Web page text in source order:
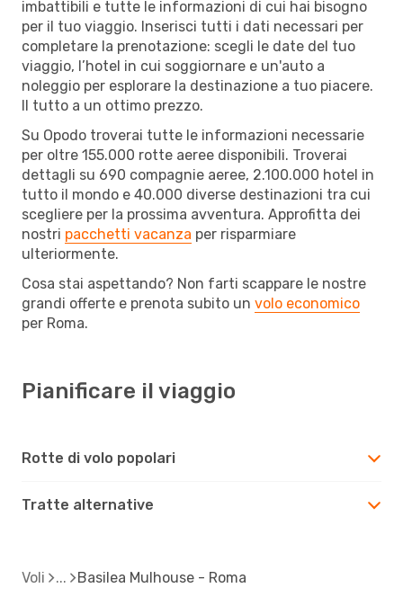
imbattibili e tutte le informazioni di cui hai bisogno
per il tuo viaggio. Inserisci tutti i dati necessari per
completare la prenotazione: scegli le date del tuo
viaggio, l’hotel in cui soggiornare e un'auto a
noleggio per esplorare la destinazione a tuo piacere.
Il tutto a un ottimo prezzo.
Su Opodo troverai tutte le informazioni necessarie
per oltre 155.000 rotte aeree disponibili. Troverai
dettagli su 690 compagnie aeree, 2.100.000 hotel in
tutto il mondo e 40.000 diverse destinazioni tra cui
scegliere per la prossima avventura. Approfitta dei
nostri pacchetti vacanza per risparmiare
ulteriormente.
Cosa stai aspettando? Non farti scappare le nostre
grandi offerte e prenota subito un volo economico
per Roma.
Pianificare il viaggio
Rotte di volo popolari
Tratte alternative
Voli Basilea Mulhouse - Roma